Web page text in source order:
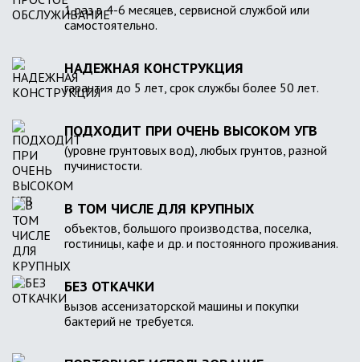
1 раз в 4-6 месяцев, сервисной службой или
самостоятельно.
НАДЕЖНАЯ КОНСТРУКЦИЯ
гарантия до 5 лет, срок службы более 50 лет.
ПОДХОДИТ ПРИ ОЧЕНЬ ВЫСОКОМ УГВ
(уровне грунтовых вод), любых грунтов, разной
пучинистости.
В ТОМ ЧИСЛЕ ДЛЯ КРУПНЫХ
объектов, большого производства, поселка,
гостиницы, кафе и др. и постоянного проживания.
БЕЗ ОТКАЧКИ
вызов ассенизаторской машины и покупки
бактерий не требуется.